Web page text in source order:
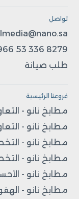
تواصل
53 336 8279
طلب صيانة
فروعنا الرئيسية
مطابخ نانو -
مطابخ نانو -
مطابخ نانو -
مطابخ نانو -
مطابخ نانو -
مطابخ نانو -